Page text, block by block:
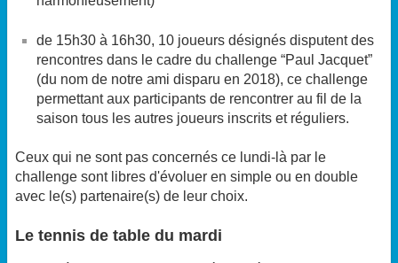
de 15h30 à 16h30, 10 joueurs désignés disputent des
rencontres dans le cadre du challenge “Paul Jacquet”
(du nom de notre ami disparu en 2018), ce challenge
permettant aux participants de rencontrer au fil de la
saison tous les autres joueurs inscrits et réguliers.
Ceux qui ne sont pas concernés ce lundi-là par le
challenge sont libres d'évoluer en simple ou en double
avec le(s) partenaire(s) de leur choix.
Le tennis de table du mardi